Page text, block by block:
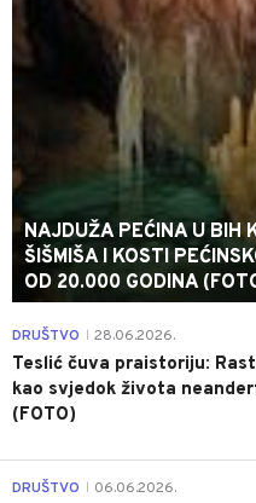
NAJDUŽA PEĆINA U BIH
ŠIŠMIŠA I KOSTI
OD 20.000 GODINA
DRUŠTVO 28.06.2026.
Teslić čuva praistoriju:
kao svjedok života
(FOTO)
DRUŠTVO 06.06.2026.